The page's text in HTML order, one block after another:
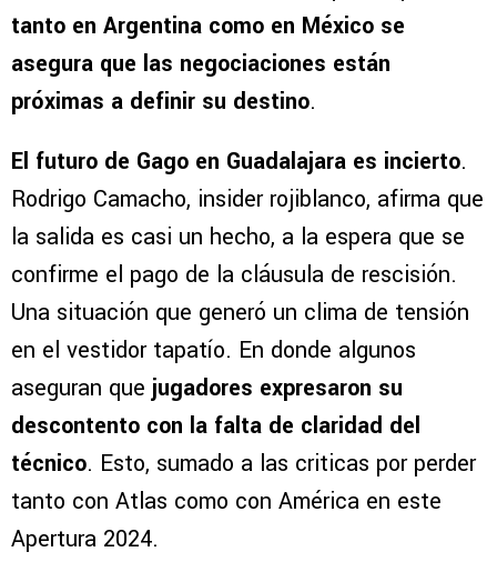
tanto en Argentina como en México se
asegura que las negociaciones están
próximas a definir su destino.
El futuro de Gago en Guadalajara es incierto.
Rodrigo Camacho, insider rojiblanco, afirma que
la salida es casi un hecho, a la espera que se
confirme el pago de la cláusula de rescisión.
Una situación que generó un clima de tensión
en el vestidor tapatío. En donde algunos
aseguran que jugadores expresaron su
descontento con la falta de claridad del
técnico. Esto, sumado a las criticas por perder
tanto con Atlas como con América en este
Apertura 2024.